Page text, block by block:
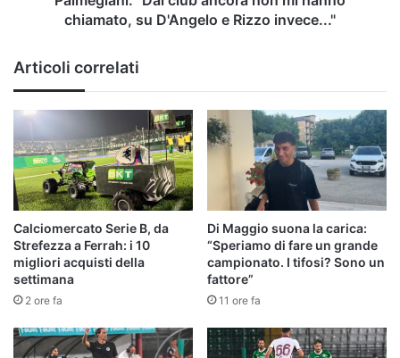
chiamato, su D'Angelo e Rizzo invece..."
Articoli correlati
Calciomercato Serie B, da
Strefezza a Ferrah: i 10
migliori acquisti della
settimana
2 ore fa
Di Maggio suona la carica:
“Speriamo di fare un grande
campionato. I tifosi? Sono un
fattore”
11 ore fa